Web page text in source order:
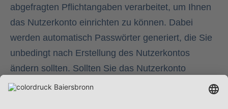
abgefragten Pflichtangaben verarbeitet, um Ihnen
das Nutzerkonto einrichten zu können. Dabei
werden automatisch Passwörter generiert, die Sie
unbedingt nach Erstellung des Nutzerkontos
ändern sollten. Sollten Sie das Nutzerkonto
löschen, werden wir die